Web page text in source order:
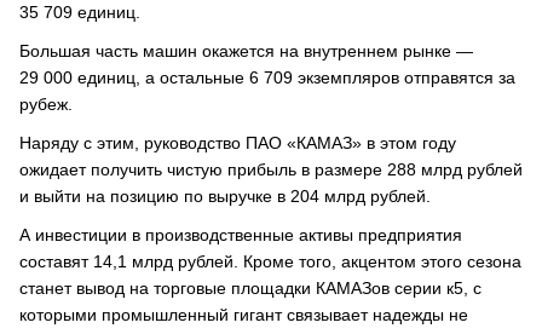
35 709 единиц.
Большая часть машин окажется на внутреннем рынке —
29 000 единиц, а остальные 6 709 экземпляров отправятся за
рубеж.
Наряду с этим, руководство ПАО «КАМАЗ» в этом году
ожидает получить чистую прибыль в размере 288 млрд рублей
и выйти на позицию по выручке в 204 млрд рублей.
А инвестиции в производственные активы предприятия
составят 14,1 млрд рублей. Кроме того, акцентом этого сезона
станет вывод на торговые площадки КАМАЗов серии к5, с
которыми промышленный гигант связывает надежды не